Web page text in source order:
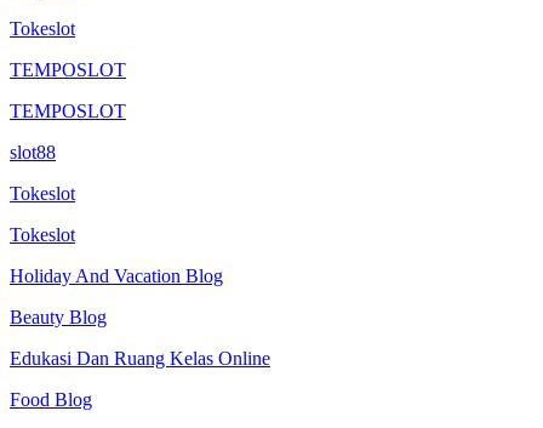
Tokeslot
TEMPOSLOT
TEMPOSLOT
slot88
Tokeslot
Tokeslot
Holiday And Vacation Blog
Beauty Blog
Edukasi Dan Ruang Kelas Online
Food Blog